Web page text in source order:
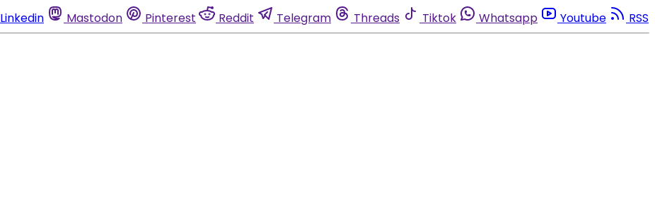
Linkedin Mastodon Pinterest Reddit Telegram Threads Tiktok Whatsapp Youtube RSS